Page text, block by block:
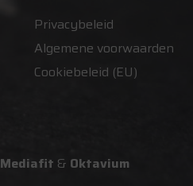
Privacybeleid
Algemene voorwaarden
Cookiebeleid (EU)
Mediafit & Oktavium